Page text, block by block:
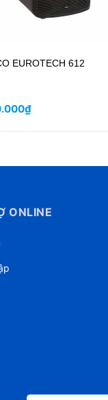
Suwboofer Active Bass
ONLINE